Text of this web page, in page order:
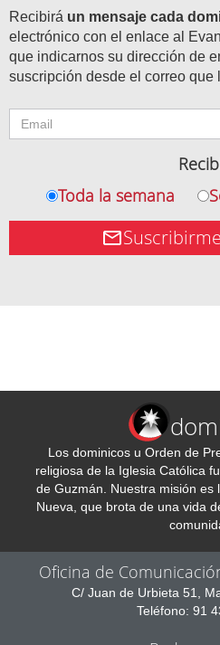
Recibirá un mensaje cada
electrónico con el enlace al
que indicarnos su dirección de
suscripción desde el correo que
Toda la semana
Los dominicos u Orden de
religiosa de la Iglesia Católica
de Guzmán. Nuestra misión es
Nueva, que brota de una vida
Oficina de
C/ Juan de Urbieta 51,
Teléfono: 91